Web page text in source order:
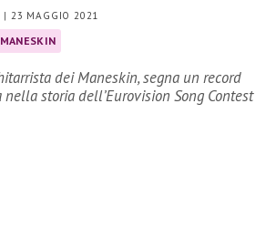
|23 MAGGIO 2021
MANESKIN
dei Maneskin, segna un record
storia dell’Eurovision Song Contest